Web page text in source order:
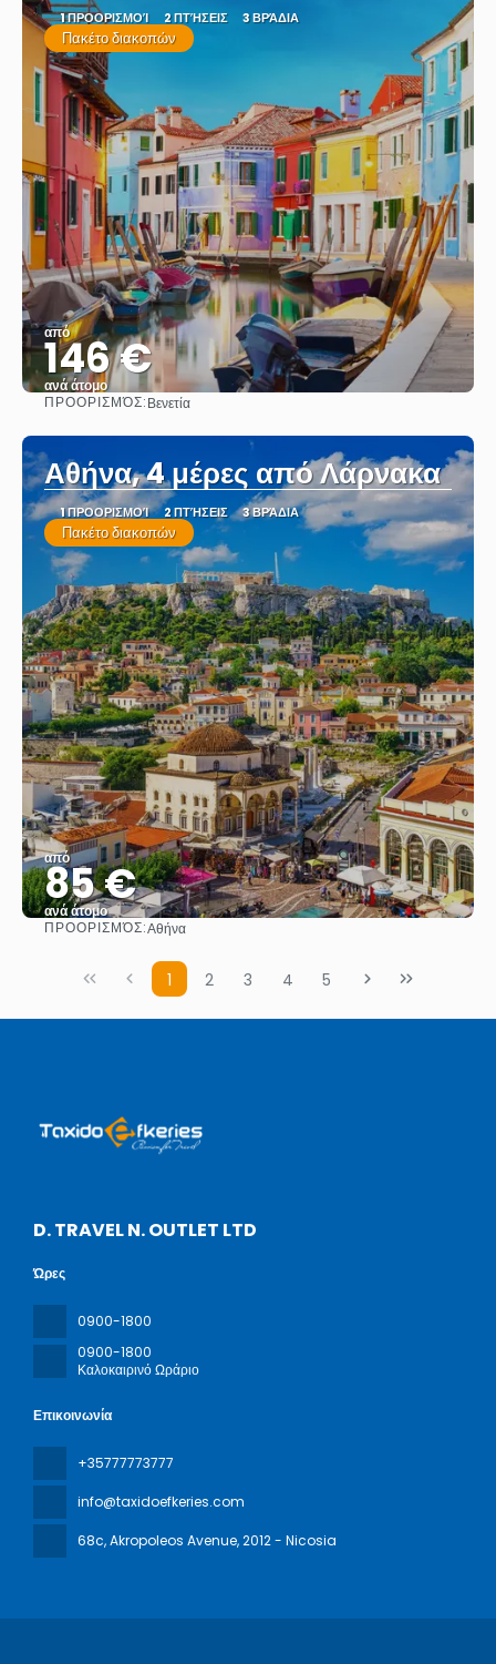
1 ΠΡΟΟΡΙΣΜΟΊ 2 ΠΤΉΣΕΙΣ 3 ΒΡΆΔΙΑ
Πακέτο διακοπών
από
146 €
ανά άτομο
ΠΡΟΟΡΙΣΜΌΣ:Βενετία
Αθήνα, 4 μέρες από Λάρνακα
1 ΠΡΟΟΡΙΣΜΟΊ 2 ΠΤΉΣΕΙΣ 3 ΒΡΆΔΙΑ
Πακέτο διακοπών
από
85 €
ανά άτομο
ΠΡΟΟΡΙΣΜΌΣ:Αθήνα
1 2 3 4 5
D. TRAVEL N. OUTLET LTD
Επικοινωνία
+35777773777
info@taxidoefkeries.com
68c, Akropoleos Avenue, 2012 - Nicosia
Ώρες
0900-1800
0900-1800
Καλοκαιρινό Ωράριο